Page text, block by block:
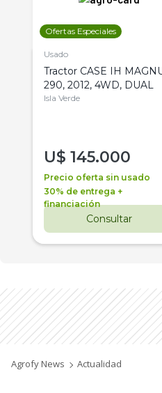
Ofertas Especiales
Usado
Tractor CASE IH
290, 2012, 4WD, DUAL
Isla Verde
U$ 145.000
Precio oferta sin usado
30% de entrega +
financiación
Consultar
Agrofy News Actualidad